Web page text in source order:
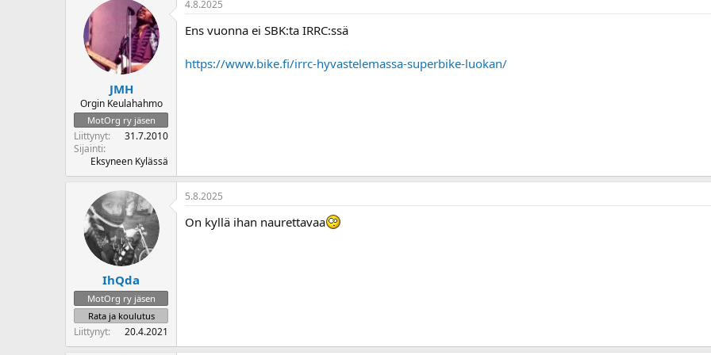
JMH
Orgin Keulahahmo
MotOrg ry jäsen
Liittynyt
31.7.2010
Sijainti
Eksyneen Kylässä
4.8.2025
Ens vuonna ei SBK:ta IRRC:ssä
https://www.bike.fi/irrc-hyvastelemassa-superbike-luokan/
IhQda
MotOrg ry jäsen
Rata ja koulutus
Liittynyt 20.4.2021
5.8.2025
On kyllä ihan naurettavaa